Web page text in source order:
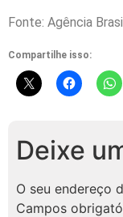
Fonte: Agência Brasil
Compartilhe isso:
Deixe
O seu endereço
Campos